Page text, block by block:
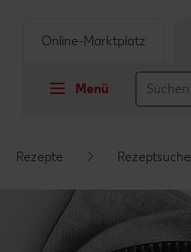
Menü
Online-Marktplatz
Rezepte Rezeptsuche